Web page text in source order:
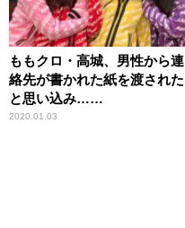
ももクロ・高城、男性から連
絡先が書かれた紙を渡された
と思い込み……
2020.01.03